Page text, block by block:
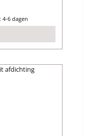
4-6 dagen